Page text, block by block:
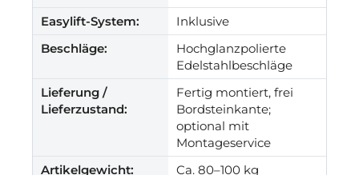
Easylift-System:
Inklusive
Beschläge:
Hochglanzpolierte
Edelstahlbeschläge
Lieferung /
Lieferzustand:
Fertig montiert, frei
Bordsteinkante;
optional mit
Montageservice
Artikelgewicht:
Ca. 80–100 kg